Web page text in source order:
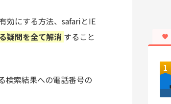
効にする方法、safariとIE
疑問を全て解消 すること
検索結果への電話番号の